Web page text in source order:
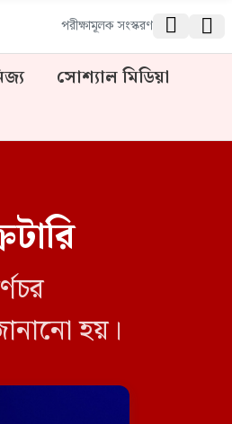
পরীক্ষামূলক সংস্করণ  
সোশ্যাল মিডিয়া
হয়।